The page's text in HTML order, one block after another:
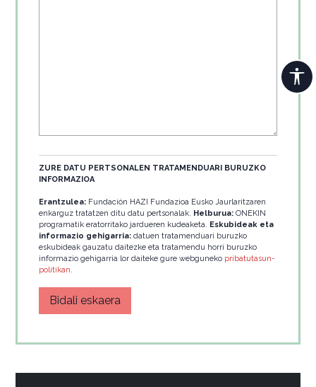
ZURE DATU PERTSONALEN TRATAMENDUARI BURUZKO
INFORMAZIOA
Erantzulea: Fundación HAZI Fundazioa Eusko Jaurlaritzaren
enkarguz tratatzen ditu datu pertsonalak. Helburua: ONEKIN
programatik eratorritako jardueren kudeaketa. Eskubideak eta
informazio gehigarria: datuen tratamenduari buruzko
eskubideak gauzatu daitezke eta tratamendu horri buruzko
informazio gehigarria lor daiteke gure webguneko pribatutasun-
politikan.